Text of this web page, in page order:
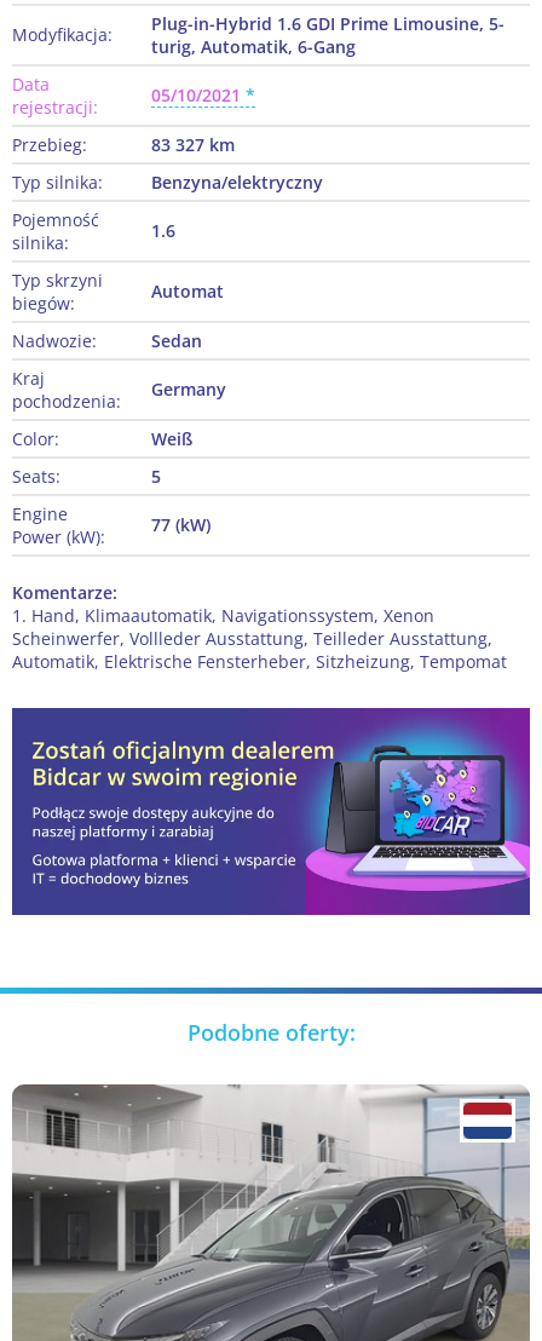
Modyfikacja:
Plug-in-Hybrid 1.6 GDI Prime Limousine, 5-
turig, Automatik, 6-Gang
Data
rejestracji:
05/10/2021
Przebieg:
83 327 km
Typ silnika:
Benzyna/elektryczny
Pojemność
silnika:
1.6
Typ skrzyni
biegów:
Automat
Nadwozie:
Sedan
Kraj
pochodzenia:
Germany
Color:
Weiß
Seats:
5
Engine
Power (kW):
77 (kW)
Komentarze:
1. Hand, Klimaautomatik, Navigationssystem, Xenon
Scheinwerfer, Vollleder Ausstattung, Teilleder Ausstattung,
Automatik, Elektrische Fensterheber, Sitzheizung, Tempomat
Podobne oferty: